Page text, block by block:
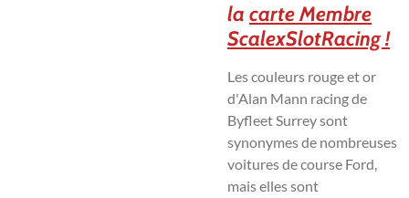
la carte Membre
ScalexSlotRacing !
Les couleurs rouge et or
d'Alan Mann racing de
Byfleet Surrey sont
synonymes de nombreuses
voitures de course Ford,
mais elles sont